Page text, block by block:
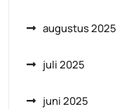
augustus 2025
juli 2025
juni 2025